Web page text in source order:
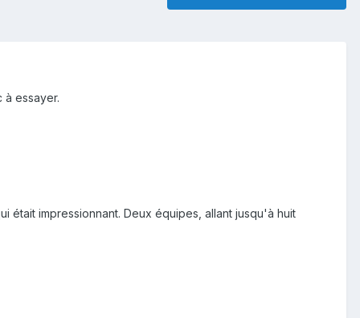
à essayer.
était impressionnant. Deux équipes, allant jusqu'à huit